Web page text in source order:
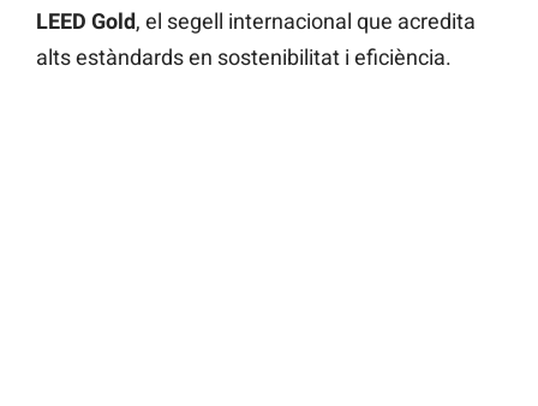
LEED Gold, el segell internacional que acredita
alts estàndards en sostenibilitat i eficiència.